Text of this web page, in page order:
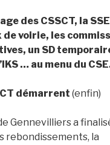
des CSSCT, la
voirie, les
un SD
… au menu du
démarrent(enfin)
Gennevilliers a
rebondissements, la